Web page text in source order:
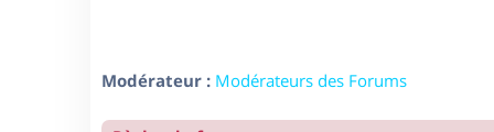
Modérateur : Modérateurs des Forums